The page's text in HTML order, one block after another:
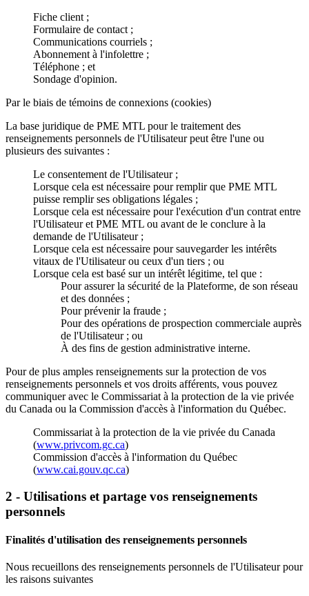
Fiche client ;
Formulaire de contact ;
Communications courriels ;
Abonnement à l'infolettre ;
Téléphone ; et
Sondage d'opinion.
Par le biais de témoins de connexions (cookies)
La base juridique de PME MTL pour le traitement des
renseignements personnels de l'Utilisateur peut être l'une ou
plusieurs des suivantes :
Le consentement de l'Utilisateur ;
Lorsque cela est nécessaire pour remplir que PME MTL
puisse remplir ses obligations légales ;
Lorsque cela est nécessaire pour l'exécution d'un contrat entre
l'Utilisateur et PME MTL ou avant de le conclure à la
demande de l'Utilisateur ;
Lorsque cela est nécessaire pour sauvegarder les intérêts
vitaux de l'Utilisateur ou ceux d'un tiers ; ou
Lorsque cela est basé sur un intérêt légitime, tel que :
Pour assurer la sécurité de la Plateforme, de son réseau
et des données ;
Pour prévenir la fraude ;
Pour des opérations de prospection commerciale auprès
de l'Utilisateur ; ou
À des fins de gestion administrative interne.
Pour de plus amples renseignements sur la protection de vos
renseignements personnels et vos droits afférents, vous pouvez
communiquer avec le Commissariat à la protection de la vie privée
du Canada ou la Commission d'accès à l'information du Québec.
Commissariat à la protection de la vie privée du Canada
(www.privcom.gc.ca)
Commission d'accès à l'information du Québec
(www.cai.gouv.qc.ca)
2 - Utilisations et partage vos renseignements
personnels
Finalités d'utilisation des renseignements personnels
Nous recueillons des renseignements personnels de l'Utilisateur pour
les raisons suivantes